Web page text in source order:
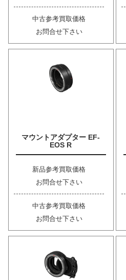
中古参考買取価格
お問合せ下さい
マウントアダプター EF-
EOS R
新品参考買取価格
お問合せ下さい
中古参考買取価格
お問合せ下さい